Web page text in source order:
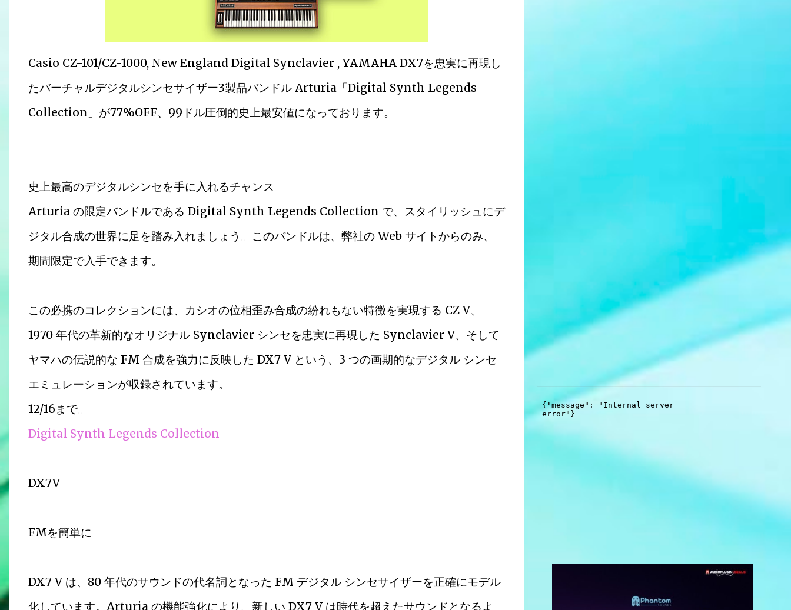
Casio CZ-101/CZ-1000, New England Digital Synclavier , YAMAHA DX7を忠実に再現し
たバーチャルデジタルシンセサイザー3製品バンドル Arturia「Digital Synth Legends
Collection」が77%OFF、99ドル圧倒的史上最安値になっております。
史上最高のデジタルシンセを手に入れるチャンス
Arturia の限定バンドルである Digital Synth Legends Collection で、スタイリッシュにデ
ジタル合成の世界に足を踏み入れましょう。このバンドルは、弊社の Web サイトからのみ、
期間限定で入手できます。
この必携のコレクションには、カシオの位相歪み合成の紛れもない特徴を実現する CZ V、
1970 年代の革新的なオリジナル Synclavier シンセを忠実に再現した Synclavier V、そして
ヤマハの伝説的な FM 合成を強力に反映した DX7 V という、3 つの画期的なデジタル シンセ
エミュレーションが収録されています。
12/16まで。
Digital Synth Legends Collection
DX7V
FMを簡単に
DX7 V は、80 年代のサウンドの代名詞となった FM デジタル シンセサイザーを正確にモデル
化しています。Arturia の機能強化により、新しい DX7 V は時代を超えたサウンドとなるよ